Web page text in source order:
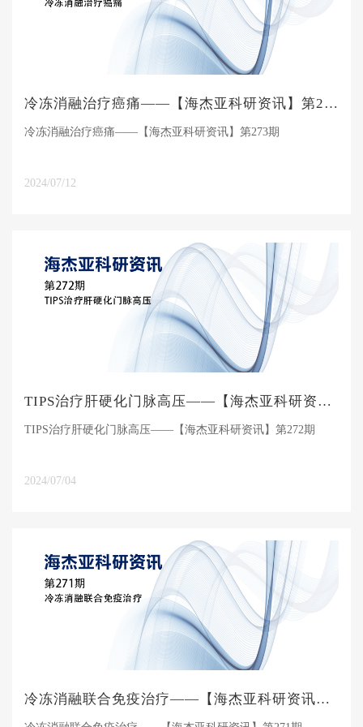
冷冻消融治疗癌痛——【海杰亚科研资讯】第273期
冷冻消融治疗癌痛——【海杰亚科研资讯】第273期
2024/07/12
TIPS治疗肝硬化门脉高压——【海杰亚科研资讯】第272期
TIPS治疗肝硬化门脉高压——【海杰亚科研资讯】第272期
2024/07/04
冷冻消融联合免疫治疗——【海杰亚科研资讯】第271期